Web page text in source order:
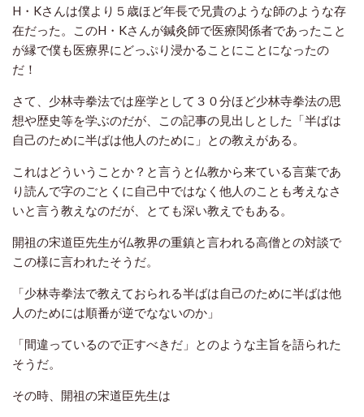
H・Kさんは僕より５歳ほど年長で兄貴のような師のような存
在だった。このH・Kさんが鍼灸師で医療関係者であったこと
が縁で僕も医療界にどっぷり浸かることにことになったの
だ！
さて、少林寺拳法では座学として３０分ほど少林寺拳法の思
想や歴史等を学ぶのだが、この記事の見出しとした「半ばは
自己のために半ばは他人のために」との教えがある。
これはどういうことか？と言うと仏教から来ている言葉であ
り読んで字のごとくに自己中ではなく他人のことも考えなさ
いと言う教えなのだが、とても深い教えでもある。
開祖の宋道臣先生が仏教界の重鎮と言われる高僧との対談で
この様に言われたそうだ。
「少林寺拳法で教えておられる半ばは自己のために半ばは他
人のためには順番が逆でなないのか」
「間違っているので正すべきだ」とのような主旨を語られた
そうだ。
その時、開祖の宋道臣先生は